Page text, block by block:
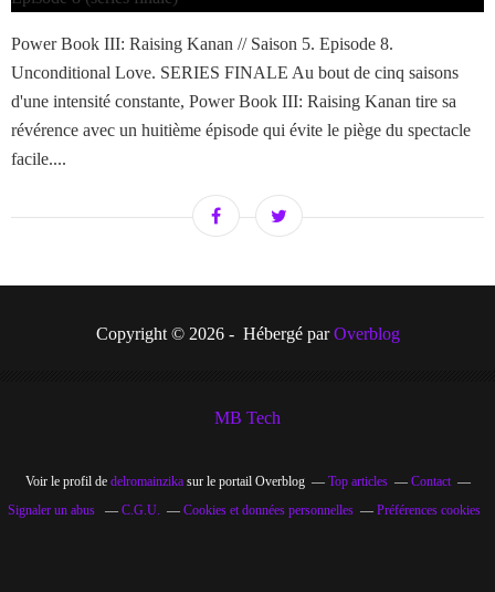
Power Book III: Raising Kanan // Saison 5. Episode 8.
Unconditional Love. SERIES FINALE Au bout de cinq saisons
d'une intensité constante, Power Book III: Raising Kanan tire sa
révérence avec un huitième épisode qui évite le piège du spectacle
facile....
Copyright © 2026 - Hébergé parOverblog
MB Tech
Voir le profil de delromainzikasur le portail Overblog Top articles
Contact
Signaler un abus
C.G.U. Cookies et données personnelles Préférences cookies